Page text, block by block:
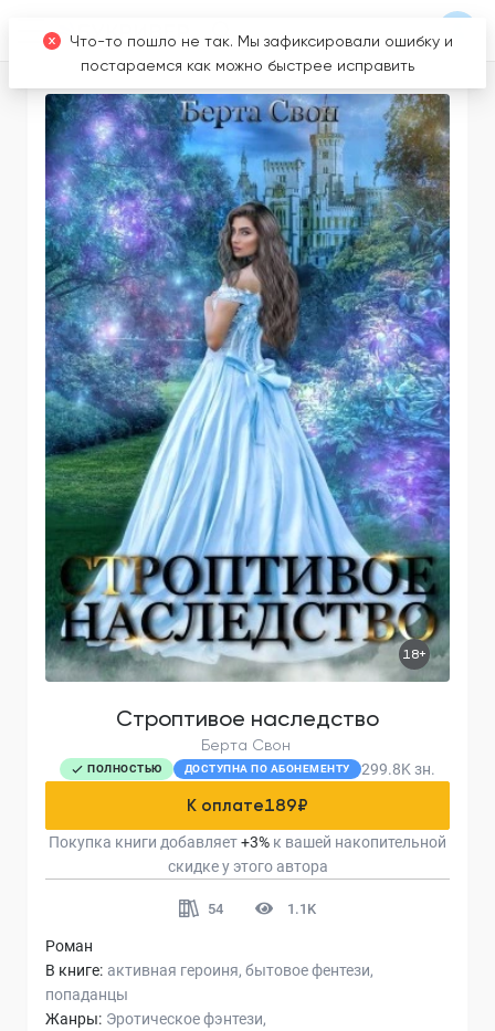
18+
Строптивое наследство
Берта Свон
ПОЛНОСТЬЮ ДОСТУПНА ПО АБОНЕМЕНТУ 299.8K зн.
К оплате189₽
Покупка книги добавляет+3% к вашей накопительной
скидке у этого автора
54 1.1K
Роман
В книге: активная героиня бытовое фентези
попаданцы
Жанры: Эротическое фэнтези